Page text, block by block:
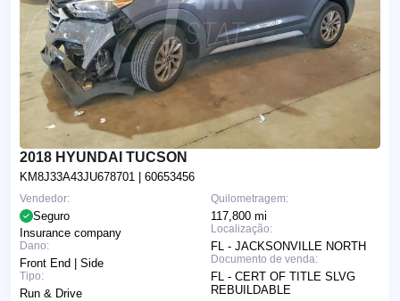
2018 HYUNDAI TUCSON
KM8J33A43JU678701 | 60653456
Quilometragem:
117,800 mi
Localização:
FL - JACKSONVILLE NORTH
Documento de venda:
FL - CERT OF TITLE SLVG
REBUILDABLE
Vendedor:
Seguro
Insurance company
Dano:
Front End | Side
Tipo:
Run & Drive